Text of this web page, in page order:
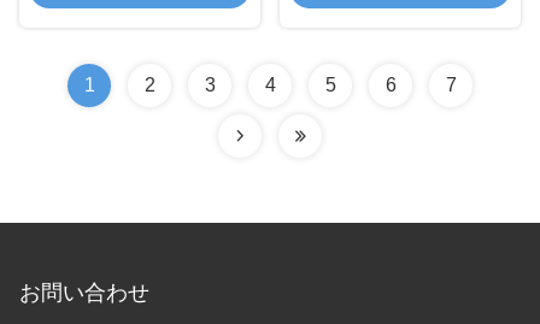
1 2 3 4 5 6 7
お問い合わせ